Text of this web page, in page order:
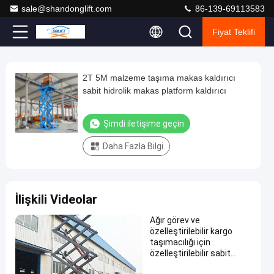
sale@shandonglift.com 86-139-69113583
Fiyat Teklifi
Play
Video
Time
0:00/0:00
Loaded
Auto
2T
5M
malzeme
taşıma
hidrolik
makas
platform
kaldırıcı
Şimdi
2T 5M malzeme taşıma makas kaldırıcı
sabit hidrolik makas platform kaldırıcı
Şimdi iletişime geçin
Daha Fazla Bilgi
İlişkili Videolar
Ağır görev ve
özelleştirilebilir kargo
taşımacılığı için
özelleştirilebilir sabit